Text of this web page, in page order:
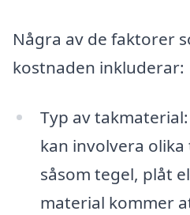
Några av de faktorer
kostnaden inkluderar:
Typ av
kan involvera
såsom tegel, plåt
material kommer